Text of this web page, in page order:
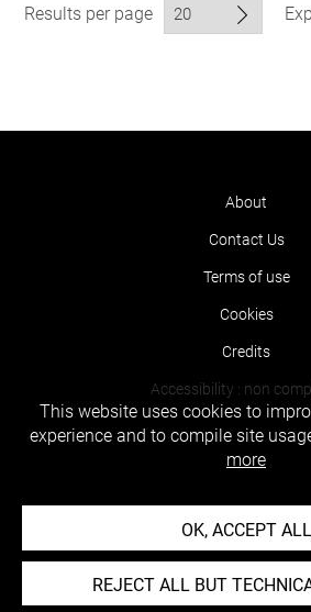
Results per page
About
Contact Us
Terms of use
Cookies
Credits
Accessibility : non
This website uses cookies to
experience and to compile site
more
OK, ACCEPT ALL
REJECT ALL BUT